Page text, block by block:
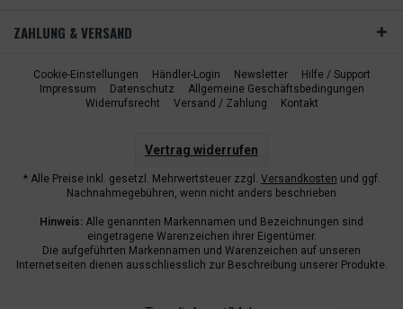
ZAHLUNG & VERSAND
Cookie-Einstellungen Händler-Login Newsletter
Hilfe / Support
Impressum
Datenschutz
Allgemeine Geschäftsbedingungen
Widerrufsrecht
Versand / Zahlung Kontakt
Vertrag widerrufen
* Alle Preise inkl. gesetzl. Mehrwertsteuer zzgl. Versandkosten und ggf.
Nachnahmegebühren, wenn nicht anders beschrieben
Hinweis: Alle genannten Markennamen und Bezeichnungen sind
eingetragene Warenzeichen ihrer Eigentümer.
Die aufgeführten Markennamen und Warenzeichen auf unseren
Internetseiten dienen ausschliesslich zur Beschreibung unserer Produkte.